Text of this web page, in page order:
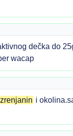
dečka do
wacap
zrenjanin i